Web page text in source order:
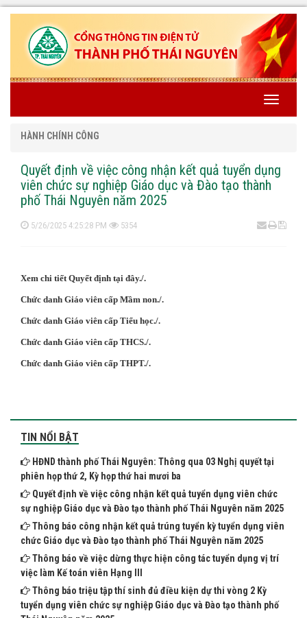
Toggle
HÀNH CHÍNH CÔNG
Quyết định về việc công nhận kết quả tuyển dụng
viên chức sự nghiệp Giáo dục và Đào tạo thành
phố Thái Nguyên năm 2025
5/26/2025 4:25:28 PM 5354
Xem chi tiết Quyết định tại đây./.
Chức danh Giáo viên cấp Mầm non./.
Chức danh Giáo viên cấp Tiểu học./.
Chức danh Giáo viên cấp THCS./.
Chức danh Giáo viên cấp THPT./.
TIN NỔI BẬT
HĐND thành phố Thái Nguyên: Thông qua 03 Nghị quyết tại
phiên họp thứ 2, Kỳ họp thứ hai mươi ba
Quyết định về việc công nhận kết quả tuyển dụng viên chức
sự nghiệp Giáo dục và Đào tạo thành phố Thái Nguyên năm 2025
Thông báo công nhận kết quả trúng tuyển kỳ tuyển dụng viên
chức Giáo dục và Đào tạo thành phố Thái Nguyên năm 2025
Thông báo về việc dừng thực hiện công tác tuyển dụng vị trí
việc làm Kế toán viên Hạng III
Thông báo triệu tập thí sinh đủ điều kiện dự thi vòng 2 Kỳ
tuyển dụng viên chức sự nghiệp Giáo dục và Đào tạo thành phố